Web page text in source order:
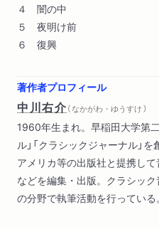
４ 闇の中
５ 夜明け前
６ 復興
著作者プロフィール
中川右介（ なかがわ・ゆうすけ ）
1960年生まれ。早稲田大学第
ル」「クラシックジャーナル」
アメリカ等の出版社と提携し
などを編集・出版。クラシッ
の分野で執筆活動を行っている。